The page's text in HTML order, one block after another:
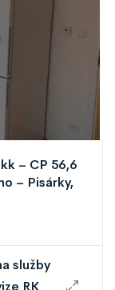
– CP 56,6
– Pisárky,
služby
RK